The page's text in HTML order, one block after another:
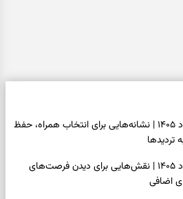
فال اسم امروز جمعه ۱۶ مرداد ۱۴۰۵ | نشانه‌هایی برای انتخاب همراه، حفظ
فال چای امروز جمعه ۱۶ مرداد ۱۴۰۵ | نقش‌هایی برای دیدن فرصت‌های
اضافی